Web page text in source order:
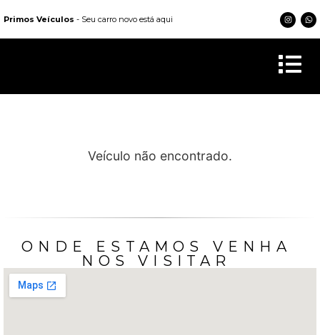
Primos Veículos - Seu carro novo está aqui
Veículo não encontrado.
ONDE ESTAMOS VENHA
NOS VISITAR